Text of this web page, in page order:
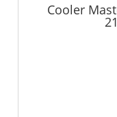
Cooler